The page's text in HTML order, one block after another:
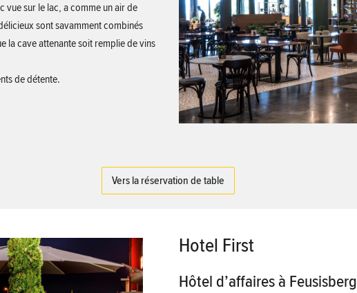
vue sur le lac, a comme un air de
sont savamment combinés
la cave attenante soit remplie de vins
de détente.
Vers la réservation de table
Hotel First
Hôtel d’affaires à Feusisberg